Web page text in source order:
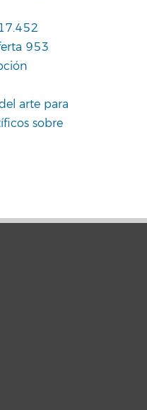
953
arte para
sobre